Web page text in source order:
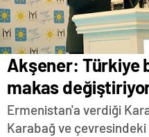
Akşener: Türkiye
makas
Ermenistan'a verdiği
Karabağ ve